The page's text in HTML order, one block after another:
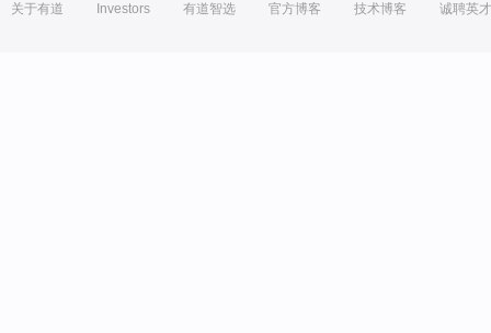
关于有道 Investors 有道智选 官方博客 技术博客 诚聘英才